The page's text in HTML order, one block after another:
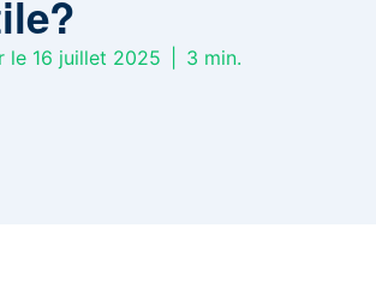
le 16 juillet 2025 3 min.